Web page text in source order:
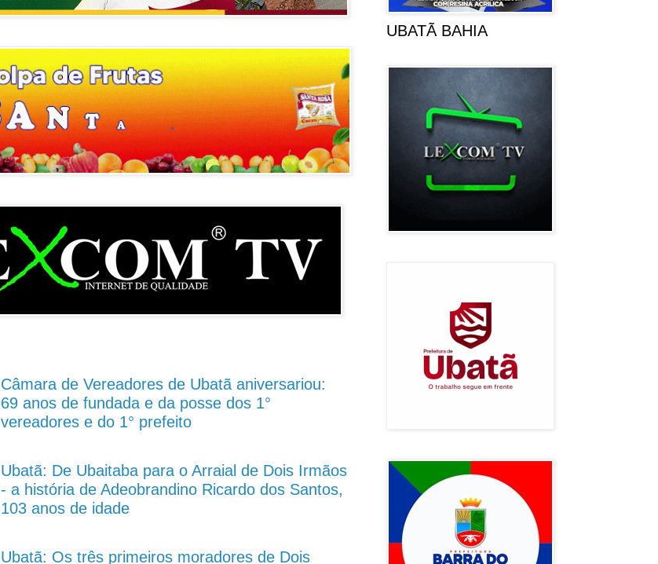
Câmara de Vereadores de Ubatã aniversariou:
69 anos de fundada e da posse dos 1°
vereadores e do 1° prefeito
Ubatã: De Ubaitaba para o Arraial de Dois Irmãos
- a história de Adeobrandino Ricardo dos Santos,
103 anos de idade
Ubatã: Os três primeiros moradores de Dois
UBATÃ BAHIA